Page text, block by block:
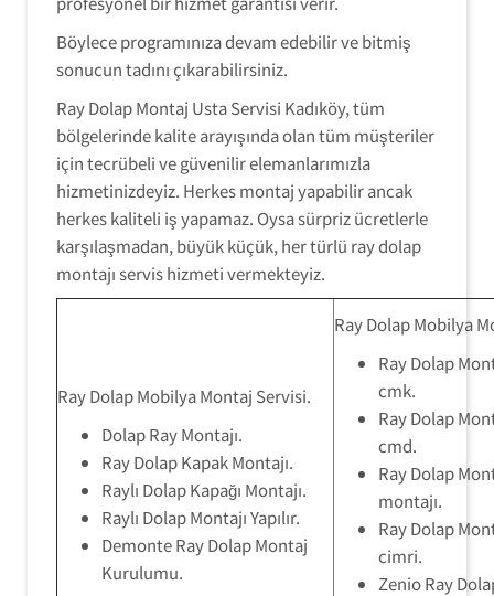
Böylece programınıza devam edebilir ve bitmiş
sonucun tadını çıkarabilirsiniz.
Ray Dolap Montaj Usta Servisi Kadıköy, tüm
bölgelerinde kalite arayışında olan tüm müşteriler
için tecrübeli ve güvenilir elemanlarımızla
hizmetinizdeyiz. Herkes montaj yapabilir ancak
herkes kaliteli iş yapamaz. Oysa sürpriz ücretlerle
karşılaşmadan, büyük küçük, her türlü ray dolap
montajı servis hizmeti vermekteyiz.
Ray Dolap Mobilya Montaj Servisi.
Dolap Ray Montajı.
Ray Dolap Kapak Montajı.
Raylı Dolap Kapağı Montajı.
Raylı Dolap Montajı Yapılır.
Demonte Ray Dolap Montaj
Kurulumu.
Ray Dolap Mobilya
Ray Dolap
cmk.
Ray Dolap
cmd.
Ray Dolap
montajı.
Ray Dolap
cimri.
Zenio Ray